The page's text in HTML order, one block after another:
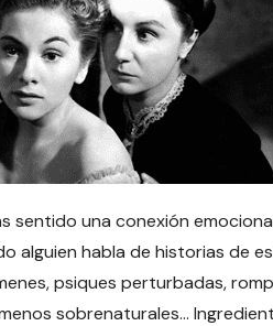
sentido una conexión
alguien habla de historias de
psiques perturbadas,
sobrenaturales…